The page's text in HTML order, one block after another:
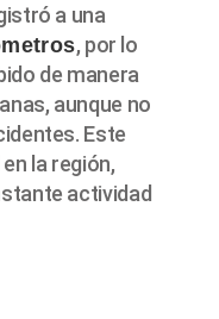
a una
, por lo
de manera
aunque no
Este
la región,
actividad